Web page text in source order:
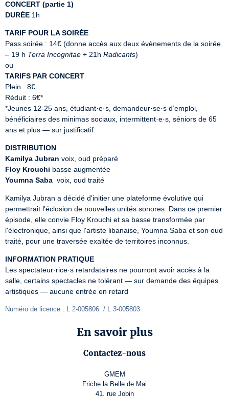
CONCERT (partie 1)
DURÉE 1h
TARIF POUR LA SOIRÉE
Pass soirée : 14€ (donne accès aux deux évènements de la soirée
– 19 h Terra Incognitae + 21h Radicants)
TARIFS PAR CONCERT
Plein : 8€
Réduit : 6€*
*Jeunes 12-25 ans, étudiant·e·s, demandeur·se·s d’emploi,
bénéficiaires des minimas sociaux, intermittent·e·s, séniors de 65
ans et plus — sur justificatif.
DISTRIBUTION
Kamilya Jubran
Floy Krouchi
Youmna Saba voix, oud traité
Kamilya Jubran a décidé d'initier une plateforme évolutive qui
permettrait l'éclosion de nouvelles unités sonores. Dans ce premier
épisode, elle convie Floy Krouchi et sa basse transformée par
l'électronique, ainsi que l'artiste libanaise, Youmna Saba et son oud
traité, pour une traversée exaltée de territoires inconnus.
INFORMATION PRATIQUE
Les spectateur·rice·s retardataires ne pourront avoir accès à la
salle, certains spectacles ne tolérant — sur demande des équipes
artistiques — aucune entrée en retard
Numéro de licence : L 2-005806  / L 3-005803
En savoir plus
Contactez-nous
GMEM
Friche la Belle de Mai
41, rue Jobin